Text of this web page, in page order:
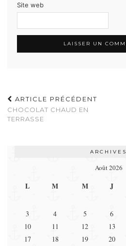
Site web
ARTICLE PRÉCÉDENT
CHOCOLAT CHAUD EN
TERRASSE
ARCHIVES
Août 2026
L M M J
3
4 5 6
10
11 12 13
17
18 19 20